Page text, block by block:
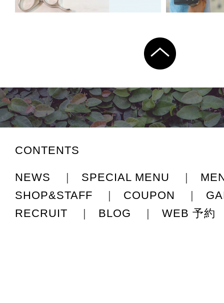
CONTENTS
NEWS | SPECIAL MENU |
SHOP&STAFF
| COUPON |
RECRUIT
| BLOG | WEB 予約